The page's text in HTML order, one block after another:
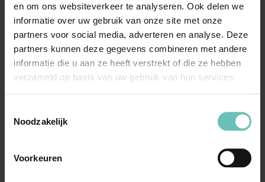
en om ons websiteverkeer te analyseren. Ook delen we
informatie over uw gebruik van onze site met onze
partners voor social media, adverteren en analyse. Deze
partners kunnen deze gegevens combineren met andere
informatie die u aan ze heeft verstrekt of die ze hebben
verzameld op basis van uw gebruik van hun services.
Noodzakelijk
Voorkeuren
20 november 2020, 19/04790)
Debiteursvervanging; onvolwaardige vordering?
Afwaarderingsverlies aftrekbaar? ...